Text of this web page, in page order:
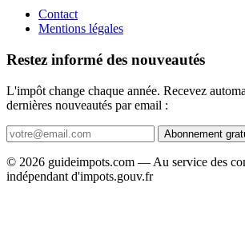
Contact
Mentions légales
Restez informé des nouveautés
L'impôt change chaque année. Recevez
dernières nouveautés par email :
Abonnement
© 2026 guideimpots.com — Au service des
indépendant d'impots.gouv.fr